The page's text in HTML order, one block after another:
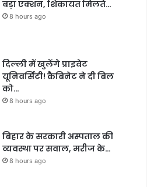
बड़ा एक्शन, शिकायत मिलते…
8 hours ago
दिल्ली में खुलेंगे प्राइवेट
यूनिवर्सिटी! कैबिनेट ने दी बिल
को…
8 hours ago
बिहार के सरकारी अस्पताल की
व्यवस्था पर सवाल, मरीज के…
8 hours ago